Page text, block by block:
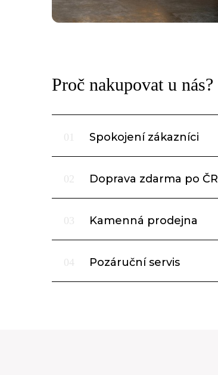
Proč nakupovat u nás?
01 Spokojení zákazníci
02 Doprava zdarma po ČR
03 Kamenná prodejna
04 Pozáruční servis